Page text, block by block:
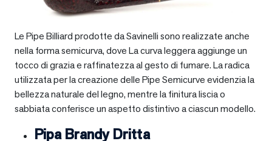
Le Pipe Billiard prodotte da Savinelli sono realizzate anche
nella forma semicurva, dove La curva leggera aggiunge un
tocco di grazia e raffinatezza al gesto di fumare. La radica
utilizzata per la creazione delle Pipe Semicurve evidenzia la
bellezza naturale del legno, mentre la finitura liscia o
sabbiata conferisce un aspetto distintivo a ciascun modello.
Pipa Brandy Dritta